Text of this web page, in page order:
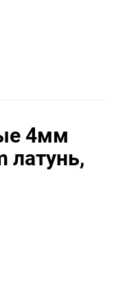
4мм
латунь,